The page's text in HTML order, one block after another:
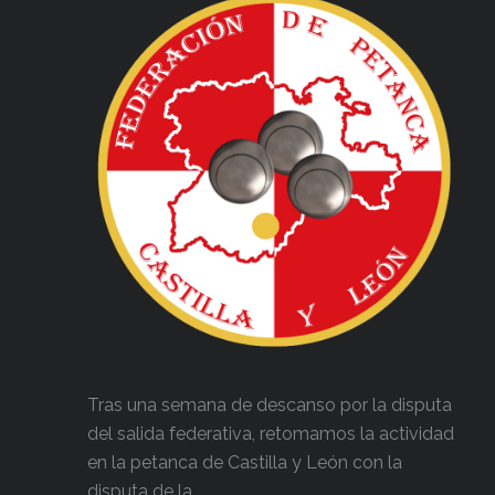
Tras una semana de descanso por la disputa
del salida federativa, retomamos la actividad
en la petanca de Castilla y León con la